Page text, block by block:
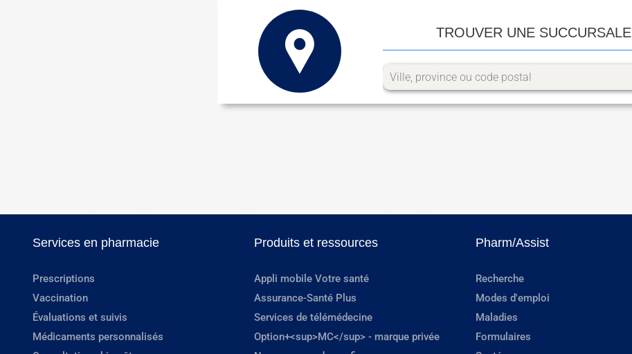
TROUVER UNE SUCCURSALE
Services en pharmacie
Prescriptions
Vaccination
Évaluations et suivis
Médicaments personnalisés
Produits et ressources
Appli mobile Votre santé
Assurance-Santé Plus
Services de télémédecine
Option+<sup>MC</sup> - marque privée
Pharm/Assist
Recherche
Modes d'emploi
Maladies
Formulaires